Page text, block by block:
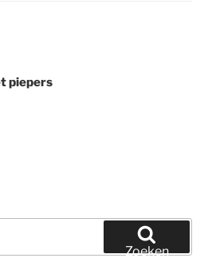
piepers
Zoeken